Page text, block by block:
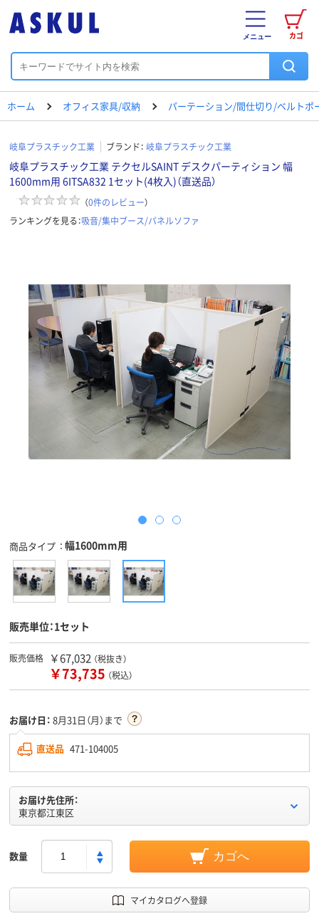
カゴ
メニュー
ホーム オフィス家具/収納 パーテーション/間仕切り/ベルトポ
岐阜プラスチック工業 ブランド： 岐阜プラスチック工業
岐阜プラスチック工業 テクセルSAINT デスクパーティション 幅
1600mm用 6ITSA832 1セット(4枚入)（直送品）
（0件のレビュー）
ランキングを見る：吸音/集中ブース/パネルソファ
商品タイプ 幅1600mm用
販売単位：1セット
販売価格 ￥67,032 （税抜き）
￥73,735 （税込）
お届け日： 8月31日（月）まで
直送品 471-104005
お届け先住所：
東京都江東区
数量 カゴへ
マイカタログへ登録